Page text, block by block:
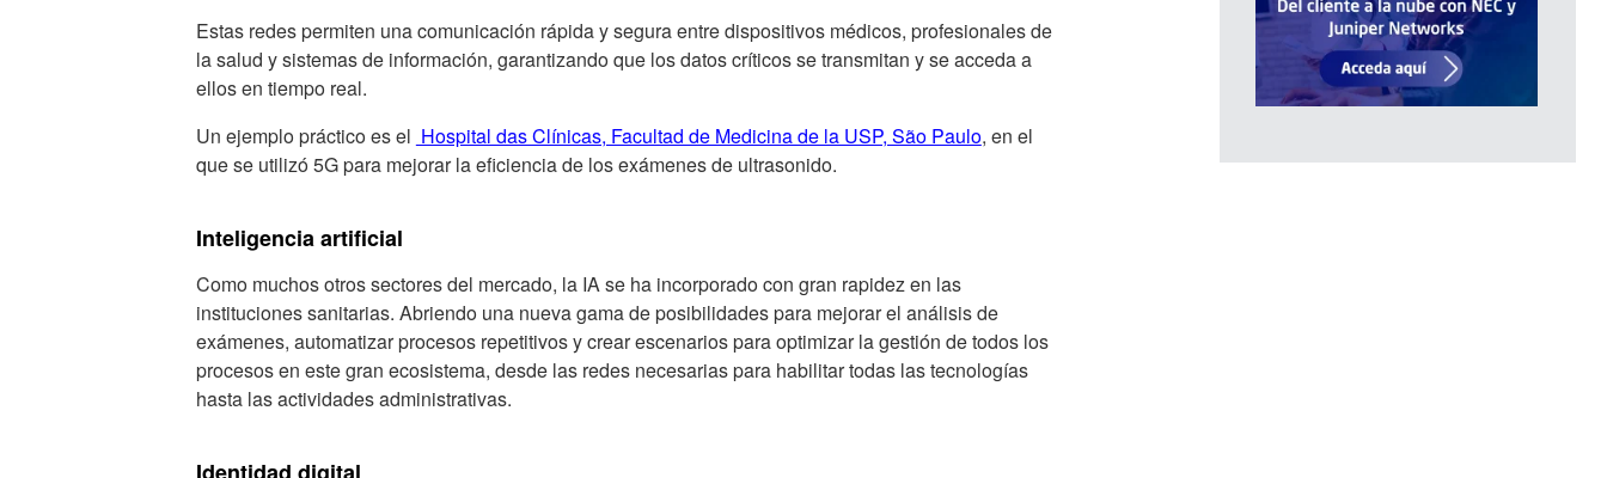
Estas redes permiten una comunicación rápida y segura entre dispositivos médicos, profesionales de
la salud y sistemas de información, garantizando que los datos críticos se transmitan y se acceda a
ellos en tiempo real.
Un ejemplo práctico es el Hospital das Clínicas, Facultad de Medicina de la USP, São Paulo, en el
que se utilizó 5G para mejorar la eficiencia de los exámenes de ultrasonido.
Inteligencia artificial
Como muchos otros sectores del mercado, la IA se ha incorporado con gran rapidez en las
instituciones sanitarias. Abriendo una nueva gama de posibilidades para mejorar el análisis de
exámenes, automatizar procesos repetitivos y crear escenarios para optimizar la gestión de todos los
procesos en este gran ecosistema, desde las redes necesarias para habilitar todas las tecnologías
hasta las actividades administrativas.